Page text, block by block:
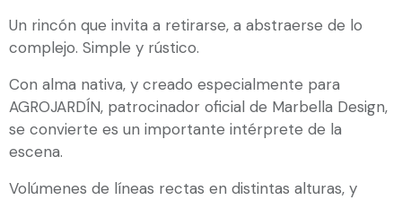
Un rincón que invita a retirarse, a abstraerse de lo
complejo. Simple y rústico.
Con alma nativa, y creado especialmente para
AGROJARDÍN, patrocinador oficial de Marbella Design,
se convierte es un importante intérprete de la
escena.
Volúmenes de líneas rectas en distintas alturas, y